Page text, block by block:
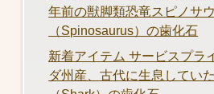
年前の獣脚類恐竜スピノサ
（Spinosaurus）の歯化石
新着アイテム サービスプラ
ダ州産、古代に生息してい